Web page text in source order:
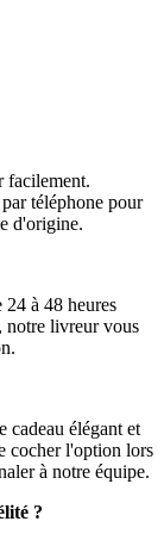
facilement.
téléphone pour
d'origine.
à 48 heures
notre livreur vous
cadeau élégant et
cocher l'option lors
à notre équipe.
?